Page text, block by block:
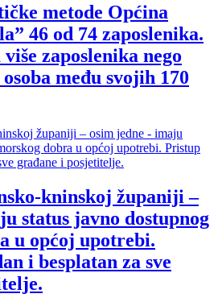
metode Općina
46 od 74 zaposlenika.
zaposlenika nego
među svojih 170
kninskoj županiji –
status javno dostupnog
u općoj upotrebi.
i besplatan za sve